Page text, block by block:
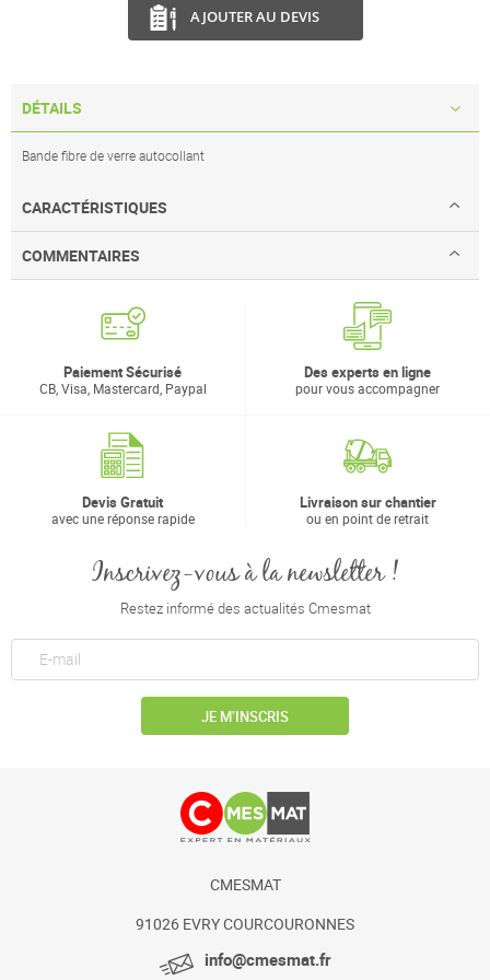
AJOUTER AU DEVIS
DÉTAILS
Bande fibre de verre autocollant
CARACTÉRISTIQUES
COMMENTAIRES
Paiement Sécurisé
CB, Visa, Mastercard, Paypal
Des experts en ligne
pour vous accompagner
Devis Gratuit
avec une réponse rapide
Livraison sur chantier
ou en point de retrait
Inscrivez-vous à la newsletter !
Restez informé des actualités Cmesmat
JE M’INSCRIS
CMESMAT
91026 EVRY COURCOURONNES
info@cmesmat.fr